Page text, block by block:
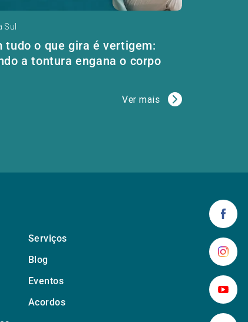
Sul
tudo o que gira é vertigem:
a tontura engana o corpo
Ver mais
Serviços
Blog
Eventos
Acordos